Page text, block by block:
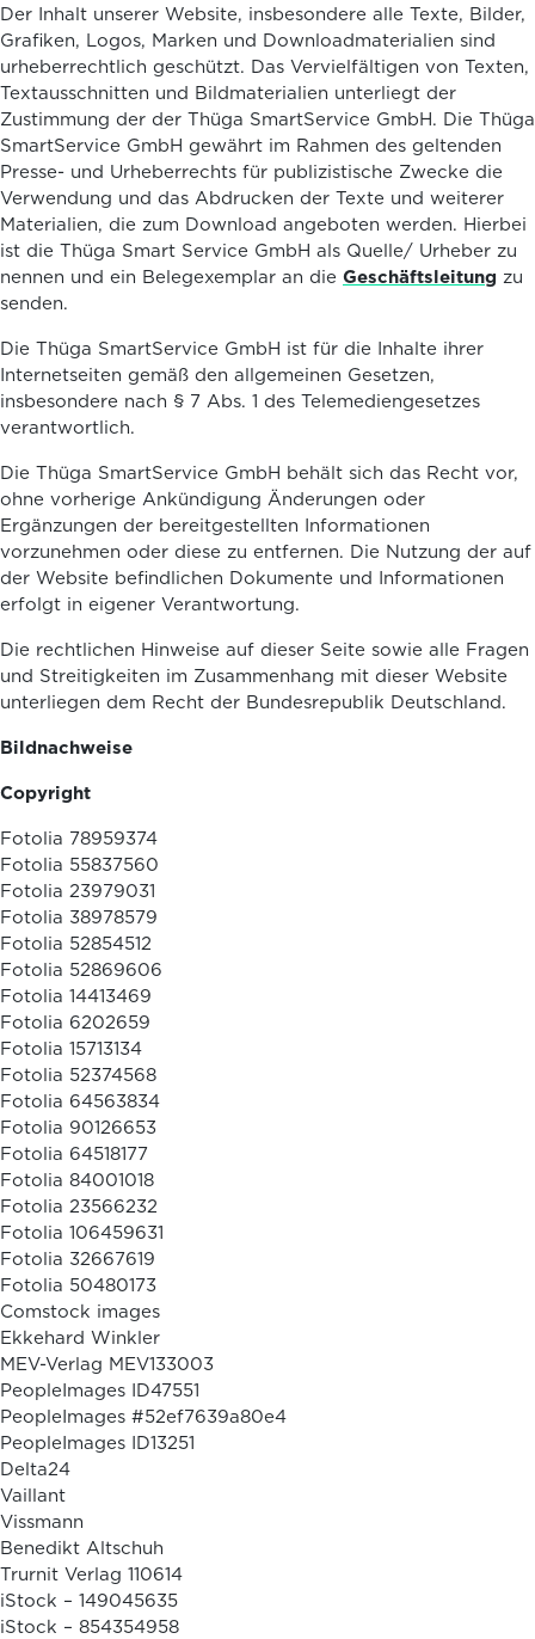
Der Inhalt unserer Website, insbesondere alle Texte, Bilder,
Grafiken, Logos, Marken und Downloadmaterialien sind
urheberrechtlich geschützt. Das Vervielfältigen von Texten,
Textausschnitten und Bildmaterialien unterliegt der
Zustimmung der der Thüga SmartService GmbH. Die Thüga
SmartService GmbH gewährt im Rahmen des geltenden
Presse- und Urheberrechts für publizistische Zwecke die
Verwendung und das Abdrucken der Texte und weiterer
Materialien, die zum Download angeboten werden. Hierbei
ist die Thüga Smart Service GmbH als Quelle/ Urheber zu
nennen und ein Belegexemplar an die Geschäftsleitung zu
senden.
Die Thüga SmartService GmbH ist für die Inhalte ihrer
Internetseiten gemäß den allgemeinen Gesetzen,
insbesondere nach § 7 Abs. 1 des Telemediengesetzes
verantwortlich.
Die Thüga SmartService GmbH behält sich das Recht vor,
ohne vorherige Ankündigung Änderungen oder
Ergänzungen der bereitgestellten Informationen
vorzunehmen oder diese zu entfernen. Die Nutzung der auf
der Website befindlichen Dokumente und Informationen
erfolgt in eigener Verantwortung.
Die rechtlichen Hinweise auf dieser Seite sowie alle Fragen
und Streitigkeiten im Zusammenhang mit dieser Website
unterliegen dem Recht der Bundesrepublik Deutschland.
Bildnachweise
Copyright
Fotolia 78959374
Fotolia 55837560
Fotolia 23979031
Fotolia 38978579
Fotolia 52854512
Fotolia 52869606
Fotolia 14413469
Fotolia 6202659
Fotolia 15713134
Fotolia 52374568
Fotolia 64563834
Fotolia 90126653
Fotolia 64518177
Fotolia 84001018
Fotolia 23566232
Fotolia 106459631
Fotolia 32667619
Fotolia 50480173
Comstock images
Ekkehard Winkler
MEV-Verlag MEV133003
PeopleImages ID47551
PeopleImages #52ef7639a80e4
PeopleImages ID13251
Delta24
Vaillant
Vissmann
Benedikt Altschuh
Trurnit Verlag 110614
iStock – 149045635
iStock – 854354958